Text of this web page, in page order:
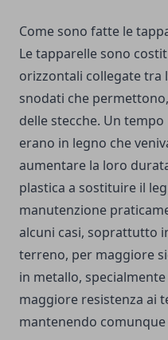
Come sono fatte le
Le tapparelle sono
orizzontali collegate tra
snodati che
delle stecche. Un
erano in legno che
aumentare la loro
plastica a sostituire il
manutenzione
alcuni casi, soprattutto
terreno, per maggiore
in metallo,
maggiore resistenza ai
mantenendo